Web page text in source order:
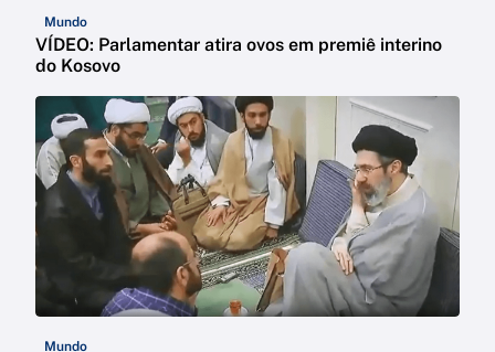
Mundo
VÍDEO: Parlamentar atira ovos em premiê interino
do Kosovo
Mundo